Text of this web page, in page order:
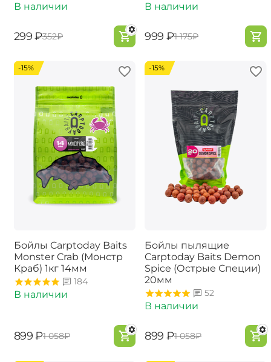
В наличии
‍299‍ ₽‍352‍₽
В наличии
‍999‍ ₽‍1 175‍₽
-15%
Бойлы Carptoday Baits
Monster Crab (Монстр
Краб) 1кг 14мм
184
В наличии
‍899‍ ₽‍1 058‍₽
-15%
Бойлы пылящие
Carptoday Baits Demon
Spice (Острые Специи)
20мм
52
В наличии
‍899‍ ₽‍1 058‍₽